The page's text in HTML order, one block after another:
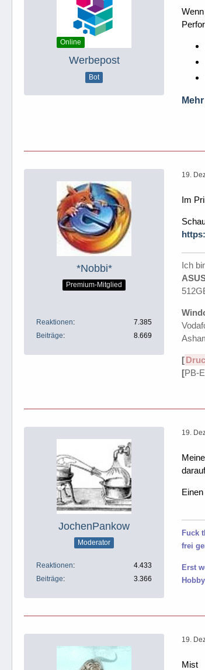
Online
Werbepost
Bot
*Nobbi*
Premium-Mitglied
Reaktionen
7.385
Beiträge
8.669
19.
Im
Ich
[
[PB-
JochenPankow
Moderator
Reaktionen
4.433
Beiträge
3.366
19.
Fuck
frei
Erst
19.
Mist